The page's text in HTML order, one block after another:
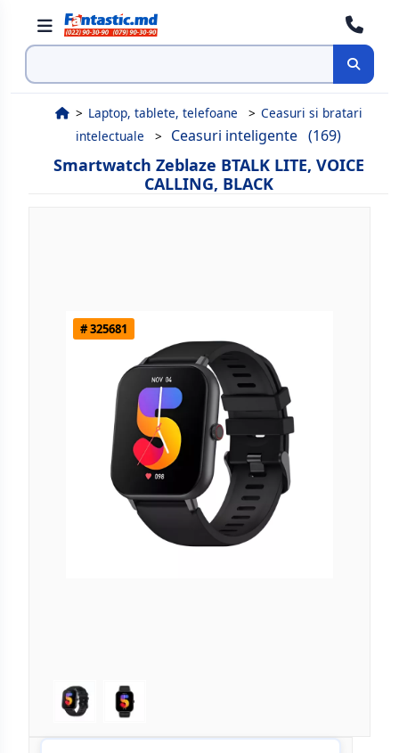
Cauta
Laptop, tablete, telefoane
Ceasuri si bratari
intelectuale
Ceasuri inteligente (169)
Smartwatch Zeblaze BTALK LITE, VOICE
CALLING, BLACK
# 325681